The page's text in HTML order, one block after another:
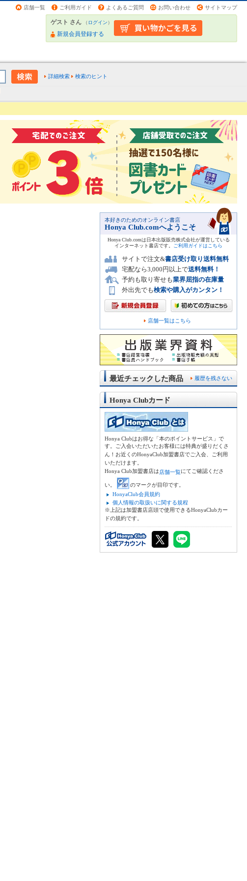
店舗一覧 ご利用ガイド よくあるご質問 お問い合わせ サイトマップ
ゲスト さん （ログイン）
新規会員登録する
詳細検索 検索のヒント
本好きのためのオンライン書店
Honya Club.comへようこそ
Honya Club.comは日本出版販売株式会社が運営している
インターネット書店です。
ご利用ガイドはこちら
サイトで注文&書店受け取り送料無料
宅配なら3,000円以上で送料無料！
予約も取り寄せも業界屈指の在庫量
外出先でも検索や購入がカンタン！
店舗一覧はこちら
履歴を残さない
最近チェックした商品
Honya Clubカード
Honya Clubはお得な「本のポイントサービス」で
す。ご入会いただいたお客様には特典が盛りだくさ
ん！お近くのHonyaClub加盟書店でご入会、ご利用
いただけます。
Honya Club加盟書店は店舗一覧にてご確認くださ
い。
のマークが目印です。
HonyaClub会員規約
個人情報の取扱いに関する規程
※上記は加盟書店店頭で使用できるHonyaClubカー
ドの規約です。